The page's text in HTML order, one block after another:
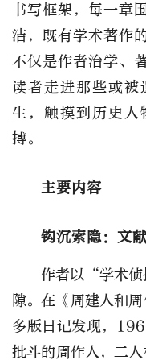
书写框架，每一章
洁，既有学术著作
不仅是作者治学、
读者走进那些或被
生，触摸到历史人
搏。
主要内容
钩沉索隐： 文
作者以“学术
隙。在《周建人和
多版日记发现，
批斗的周作人，二